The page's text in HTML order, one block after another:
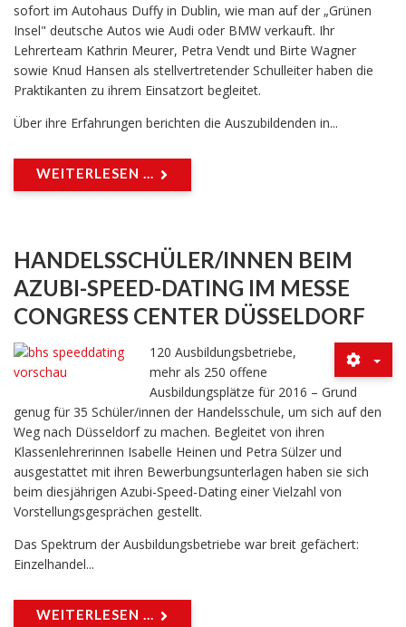
sofort im Autohaus Duffy in Dublin, wie man auf der „Grünen
Insel" deutsche Autos wie Audi oder BMW verkauft. Ihr
Lehrerteam Kathrin Meurer, Petra Vendt und Birte Wagner
sowie Knud Hansen als stellvertretender Schulleiter haben die
Praktikanten zu ihrem Einsatzort begleitet.
Über ihre Erfahrungen berichten die Auszubildenden in...
WEITERLESEN ...
HANDELSSCHÜLER/INNEN BEIM
AZUBI-SPEED-DATING IM MESSE
CONGRESS CENTER DÜSSELDORF
120 Ausbildungsbetriebe,
mehr als 250 offene
Ausbildungsplätze für 2016 – Grund
genug für 35 Schüler/innen der Handelsschule, um sich auf den
Weg nach Düsseldorf zu machen. Begleitet von ihren
Klassenlehrerinnen Isabelle Heinen und Petra Sülzer und
ausgestattet mit ihren Bewerbungsunterlagen haben sie sich
beim diesjährigen Azubi-Speed-Dating einer Vielzahl von
Vorstellungsgesprächen gestellt.
Das Spektrum der Ausbildungsbetriebe war breit gefächert:
Einzelhandel...
WEITERLESEN ...